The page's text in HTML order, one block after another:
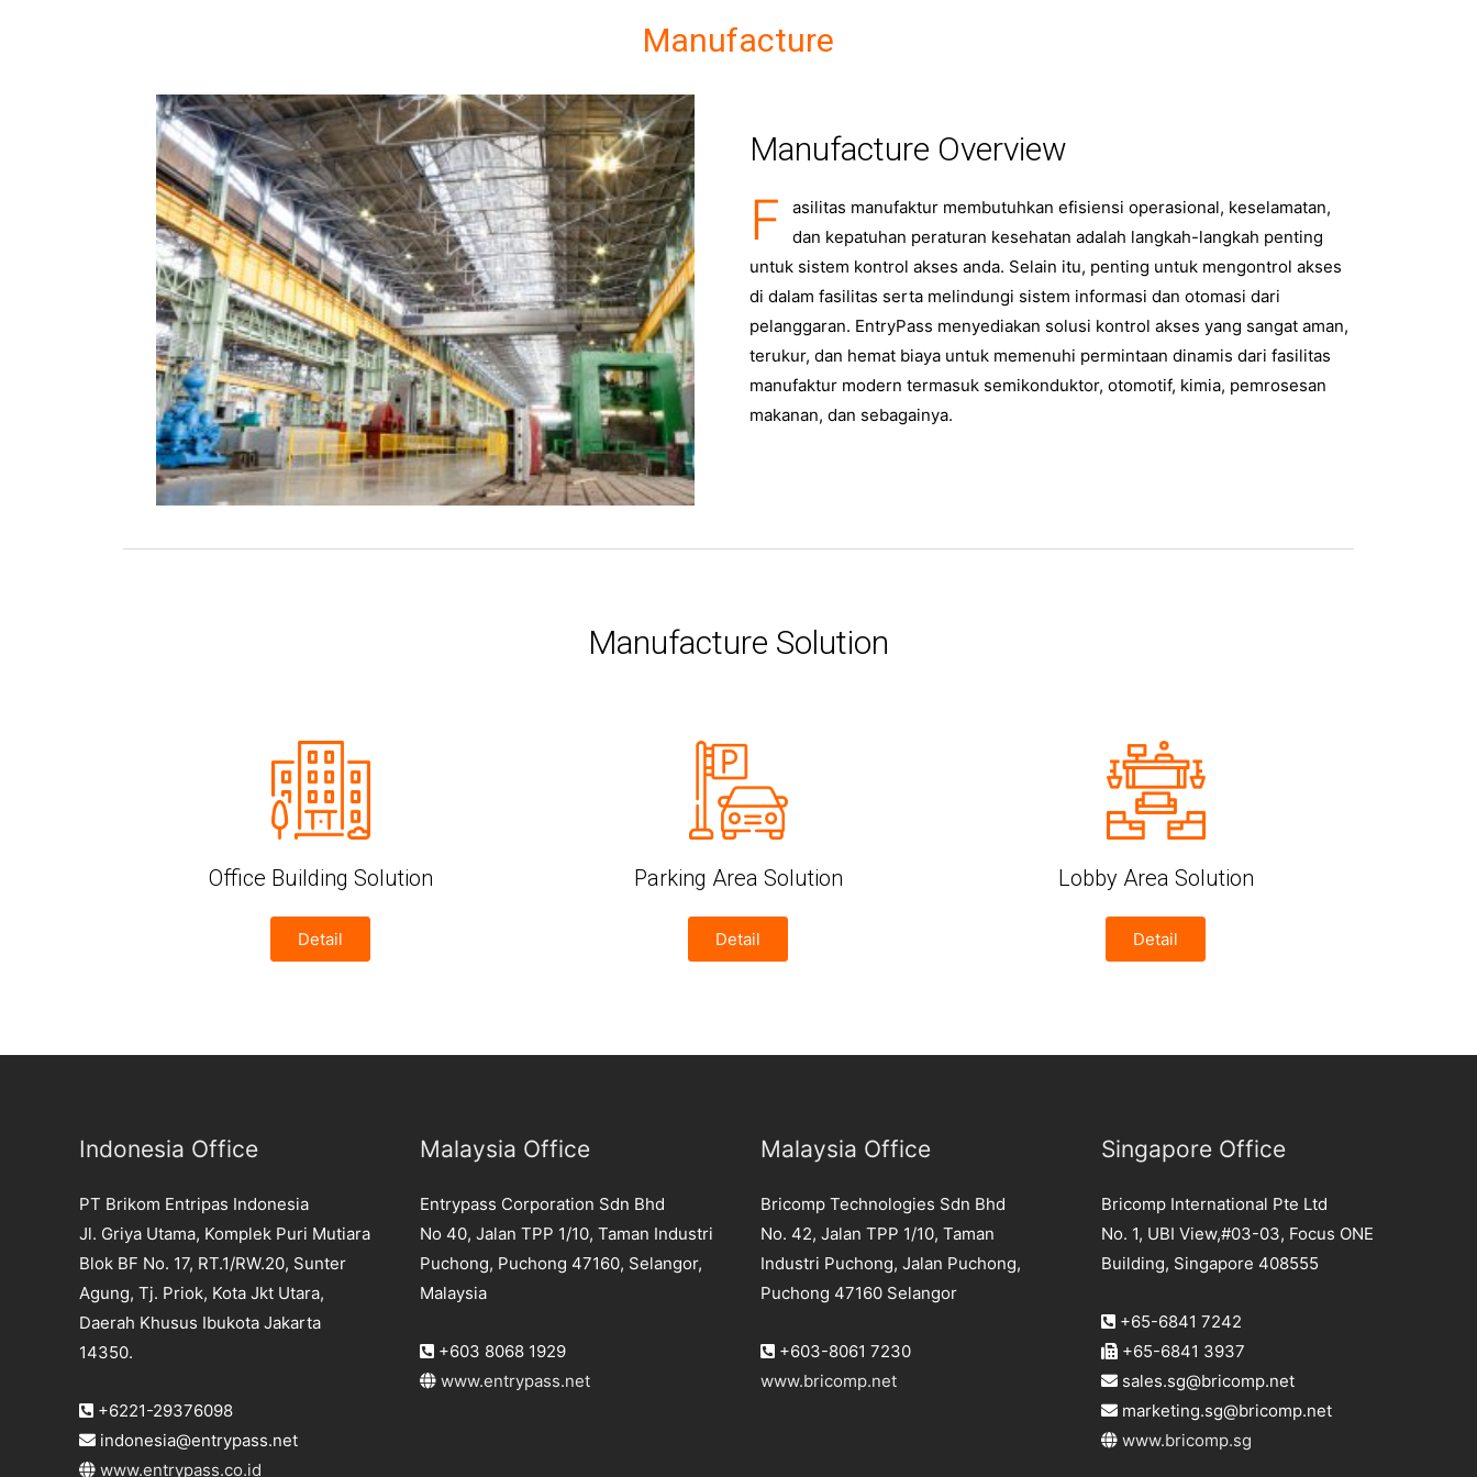
Manufacture
Manufacture Overview
F
asilitas manufaktur membutuhkan efisiensi operasional, keselamatan,
dan kepatuhan peraturan kesehatan adalah langkah-langkah penting
untuk sistem kontrol akses anda. Selain itu, penting untuk mengontrol akses
di dalam fasilitas serta melindungi sistem informasi dan otomasi dari
pelanggaran. EntryPass menyediakan solusi kontrol akses yang sangat aman,
terukur, dan hemat biaya untuk memenuhi permintaan dinamis dari fasilitas
manufaktur modern termasuk semikonduktor, otomotif, kimia, pemrosesan
makanan, dan sebagainya.
Manufacture Solution
Office Building Solution
Detail
Parking Area Solution
Detail
Lobby Area Solution
Detail
Indonesia Office
PT Brikom Entripas Indonesia
Jl. Griya Utama, Komplek Puri Mutiara
Blok BF No. 17, RT.1/RW.20, Sunter
Agung, Tj. Priok, Kota Jkt Utara,
Daerah Khusus Ibukota Jakarta
14350.
+6221-29376098
indonesia@entrypass.net
www.entrypass.co.id
Malaysia Office
Entrypass Corporation Sdn Bhd
No 40, Jalan TPP 1/10, Taman Industri
Puchong, Puchong 47160, Selangor,
Malaysia
+603 8068 1929
www.entrypass.net
Malaysia Office
Bricomp Technologies Sdn Bhd
No. 42, Jalan TPP 1/10, Taman
Industri Puchong, Jalan Puchong,
Puchong 47160 Selangor
+603-8061 7230
www.bricomp.net
Singapore Office
Bricomp International Pte Ltd
No. 1, UBI View,#03-03, Focus ONE
Building, Singapore 408555
+65-6841 7242
+65-6841 3937
sales.sg@bricomp.net
marketing.sg@bricomp.net
www.bricomp.sg